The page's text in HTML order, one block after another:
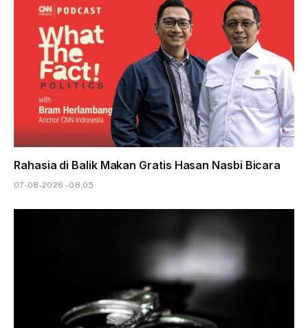
Rahasia di Balik Makan Gratis Hasan Nasbi Bicara
07-08-2026 - 08.05